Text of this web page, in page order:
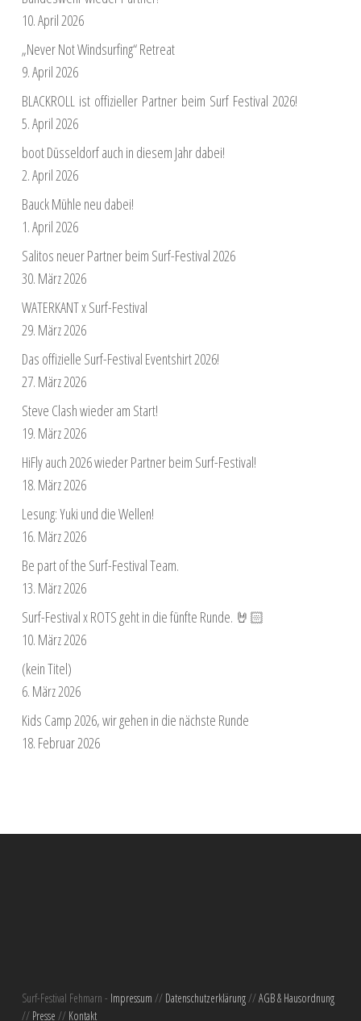
10. April 2026
„Never Not Windsurfing“ Retreat
9. April 2026
BLACKROLL ist offizieller Partner beim Surf Festival 2026!
5. April 2026
boot Düsseldorf auch in diesem Jahr dabei!
2. April 2026
Bauck Mühle neu dabei!
1. April 2026
Salitos neuer Partner beim Surf-Festival 2026
30. März 2026
WATERKANT x Surf-Festival
29. März 2026
Das offizielle Surf-Festival Eventshirt 2026!
27. März 2026
Steve Clash wieder am Start!
19. März 2026
HiFly auch 2026 wieder Partner beim Surf-Festival!
18. März 2026
Lesung: Yuki und die Wellen!
16. März 2026
Be part of the Surf-Festival Team.
13. März 2026
Surf-Festival x ROTS geht in die fünfte Runde. 🤘🏻
10. März 2026
(kein Titel)
6. März 2026
Kids Camp 2026, wir gehen in die nächste Runde
18. Februar 2026
Surf-Festival Fehmarn - Impressum // Datenschutzerklärung//AGB & Hausordnung
// Presse // Kontakt